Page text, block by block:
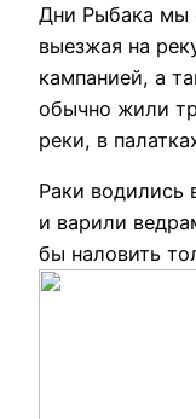
Дни Рыбака мы
выезжая на
кампанией, а
обычно жили
реки, в
Раки водились
и варили
бы наловить